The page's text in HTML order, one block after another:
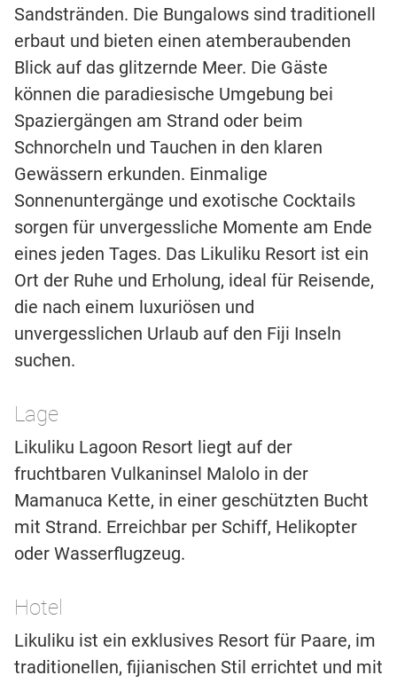
Sandstränden. Die Bungalows sind traditionell
erbaut und bieten einen atemberaubenden
Blick auf das glitzernde Meer. Die Gäste
können die paradiesische Umgebung bei
Spaziergängen am Strand oder beim
Schnorcheln und Tauchen in den klaren
Gewässern erkunden. Einmalige
Sonnenuntergänge und exotische Cocktails
sorgen für unvergessliche Momente am Ende
eines jeden Tages. Das Likuliku Resort ist ein
Ort der Ruhe und Erholung, ideal für Reisende,
die nach einem luxuriösen und
unvergesslichen Urlaub auf den Fiji Inseln
suchen.
Lage
Likuliku Lagoon Resort liegt auf der
fruchtbaren Vulkaninsel Malolo in der
Mamanuca Kette, in einer geschützten Bucht
mit Strand. Erreichbar per Schiff, Helikopter
oder Wasserflugzeug.
Hotel
Likuliku ist ein exklusives Resort für Paare, im
traditionellen, fijianischen Stil errichtet und mit